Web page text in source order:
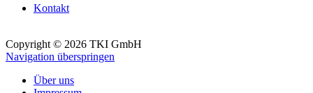
Kontakt
Copyright © 2026 TKI GmbH
Navigation überspringen
Über uns